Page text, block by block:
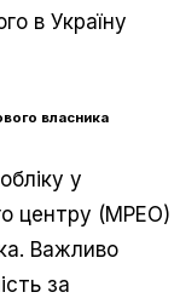
в Україну
власника
у
центру (МРЕО)
Важливо
за